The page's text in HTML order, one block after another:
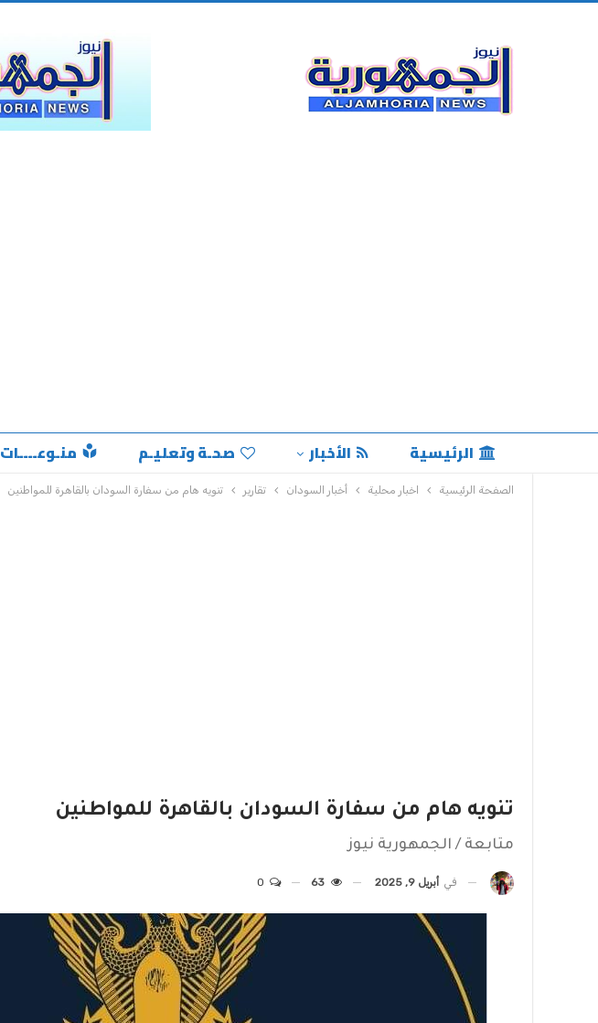
الرئيسية الأخبار صحـة وتعليـم منـوعــــات
الصفحة الرئيسية اخبار محلية أخبار السودان تقارير تنويه هام من سفارة السودان بالقاهرة للمواطنين
تنويه هام من سفارة السودان بالقاهرة للمواطنين
متابعة / الجمهورية نيوز
في أبريل 9, 2025 63